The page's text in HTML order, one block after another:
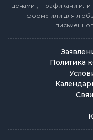
ценами， графиками
форме или для
Политика